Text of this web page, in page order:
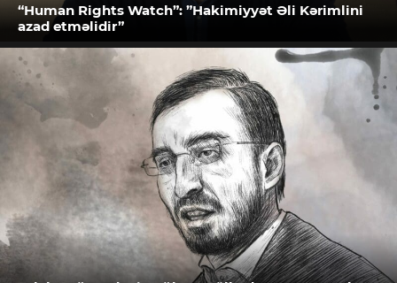
“Human Rights Watch”: ”Hakimiyyət Əli Kərimlini
azad etməlidir”